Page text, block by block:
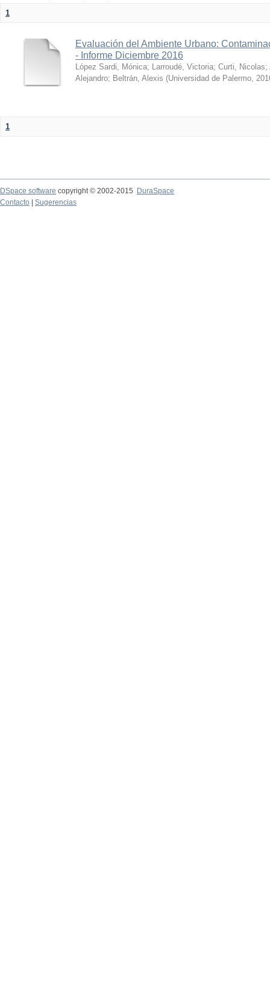
1
Evaluación del Ambiente Urbano:
- Informe Diciembre 2016
López Sardi, Mónica; Larroudé, Victoria; Curti, Nicolas;
Alejandro; Beltrán, Alexis (Universidad de Palermo,
1
DSpace software copyright © 2002-2015
DuraSpace
Contacto
Sugerencias